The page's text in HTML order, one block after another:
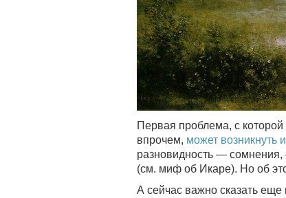
Первая проблема, с которой
впрочем, может возникнуть
разновидность —
(см. миф об Икаре). Но об
А сейчас важно сказать еще